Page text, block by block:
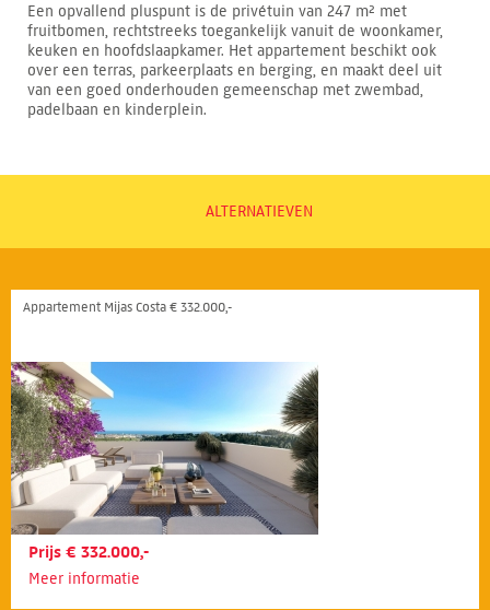
Een opvallend pluspunt is de privétuin van 247 m² met
fruitbomen, rechtstreeks toegankelijk vanuit de woonkamer,
keuken en hoofdslaapkamer. Het appartement beschikt ook
over een terras, parkeerplaats en berging, en maakt deel uit
van een goed onderhouden gemeenschap met zwembad,
padelbaan en kinderplein.
ALTERNATIEVEN
Appartement Mijas Costa € 332.000,-
Prijs € 332.000,-
Meer informatie